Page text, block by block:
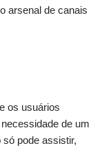
arsenal de canais
os usuários
de um
pode assistir,